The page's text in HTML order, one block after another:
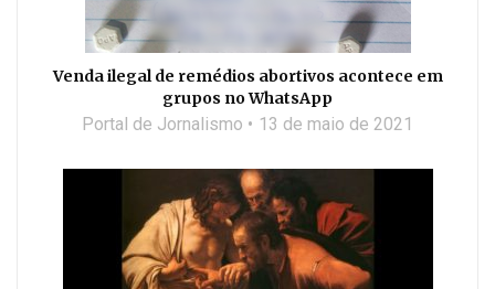
Venda ilegal de remédios abortivos acontece em
grupos no WhatsApp
Portal de Jornalismo 13 de maio de 2021